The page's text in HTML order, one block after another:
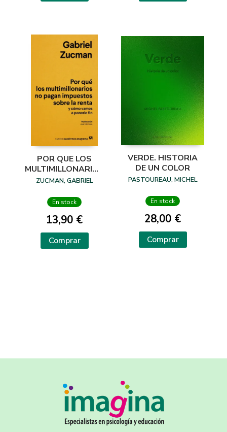
POR QUE LOS
MULTIMILLONARIOS
NO PAGAN
ZUCMAN, GABRIEL
En stock
13,90 €
Comprar
VERDE. HISTORIA
DE UN COLOR
PASTOUREAU, MICHEL
En stock
28,00 €
Comprar